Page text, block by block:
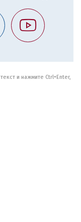
и нажмите Ctrl+Enter,